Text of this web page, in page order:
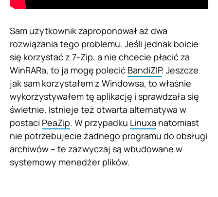
Sam użytkownik zaproponował aż dwa
rozwiązania tego problemu. Jeśli jednak boicie
się korzystać z 7-Zip, a nie chcecie płacić za
WinRARa, to ja mogę polecić BandiZIP. Jeszcze
jak sam korzystałem z Windowsa, to właśnie
wykorzystywałem tę aplikację i sprawdzała się
świetnie. Istnieje też otwarta alternatywa w
postaci PeaZip. W przypadku Linuxa natomiast
nie potrzebujecie żadnego programu do obsługi
archiwów – te zazwyczaj są wbudowane w
systemowy menedżer plików.